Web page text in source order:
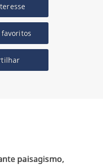
paisagismo,